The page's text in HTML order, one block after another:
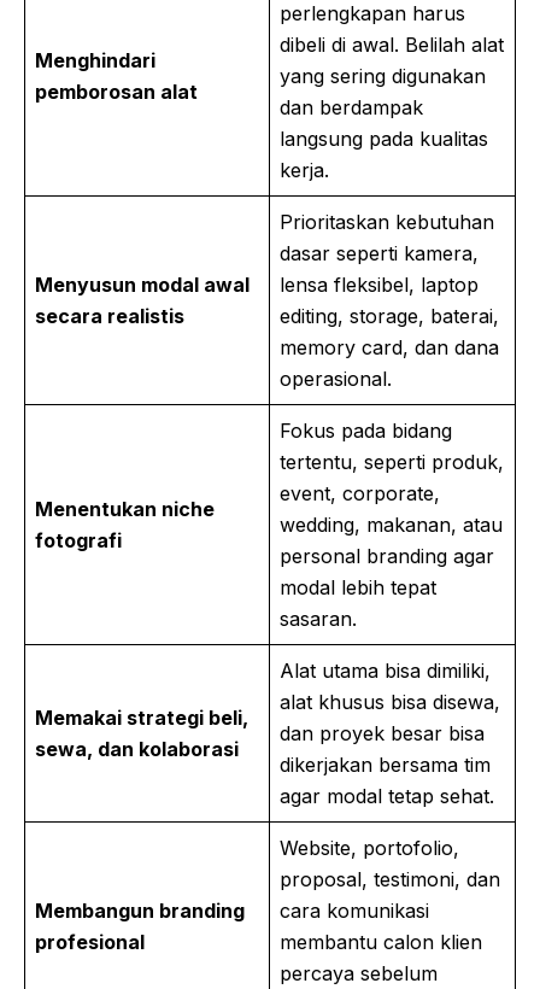
Menghindari
pemborosan alat
perlengkapan harus
dibeli di awal. Belilah alat
yang sering digunakan
dan berdampak
langsung pada kualitas
kerja.
Menyusun modal awal
secara realistis
Prioritaskan kebutuhan
dasar seperti kamera,
lensa fleksibel, laptop
editing, storage, baterai,
memory card, dan dana
operasional.
Menentukan niche
fotografi
Fokus pada bidang
tertentu, seperti produk,
event, corporate,
wedding, makanan, atau
personal branding agar
modal lebih tepat
sasaran.
Memakai strategi beli,
sewa, dan kolaborasi
Alat utama bisa dimiliki,
alat khusus bisa disewa,
dan proyek besar bisa
dikerjakan bersama tim
agar modal tetap sehat.
Membangun branding
profesional
Website, portofolio,
proposal, testimoni, dan
cara komunikasi
membantu calon klien
percaya sebelum